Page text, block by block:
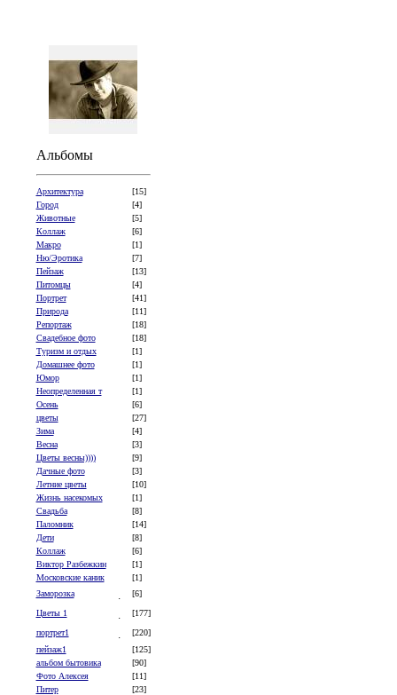
Альбомы
Архитектура
[15]
Город
[4]
Животные
[5]
Коллаж
[6]
Макро
[1]
Ню/Эротика
[7]
Пейзаж
[13]
Питомцы
[4]
Портрет
[41]
Природа
[11]
Репортаж
[18]
Свадебное фото
[18]
Туризм и отдых
[1]
Домашнее фото
[1]
Юмор
[1]
Неопределенная т
[1]
Осень
[6]
цветы
[27]
Зима
[4]
Весна
[3]
Цветы весны))))
[9]
Дачные фото
[3]
Летние цветы
[10]
Жизнь насекомых
[1]
Свадьба
[8]
Паломник
[14]
Дети
[8]
Коллаж
[6]
Виктор Разбежкин
[1]
Московские каник
[1]
Заморозка
[6]
Цветы 1
[177]
портрет1
[220]
пейзаж1
[125]
альбом бытовика
[90]
Фото Алексея
[11]
Питер
[23]